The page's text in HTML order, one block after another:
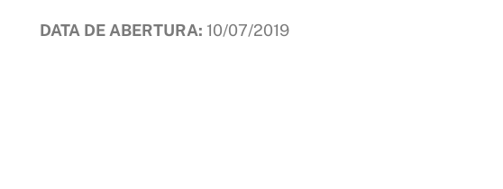
DATA DE ABERTURA: 10/07/2019